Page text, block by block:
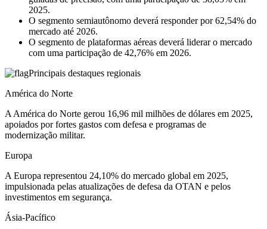
2025.
O segmento semiautônomo deverá responder por 62,54% do
mercado até 2026.
O segmento de plataformas aéreas deverá liderar o mercado
com uma participação de 42,76% em 2026.
Principais destaques regionais
América do Norte
A América do Norte gerou 16,96 mil milhões de dólares em 2025,
apoiados por fortes gastos com defesa e programas de
modernização militar.
Europa
A Europa representou 24,10% do mercado global em 2025,
impulsionada pelas atualizações de defesa da OTAN e pelos
investimentos em segurança.
Ásia-Pacífico